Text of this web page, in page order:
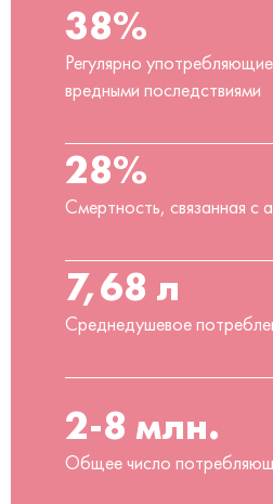
38%
Регулярно
вредными последствиями
28%
Смертность, связанная с
7,68 л
Среднедушевое
2-8 млн.
Общее число